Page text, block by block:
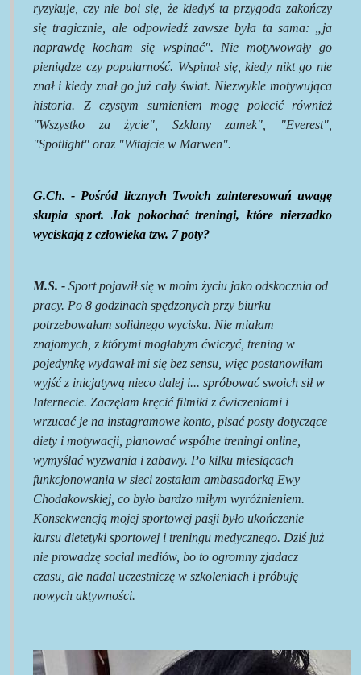
ryzykuje, czy nie boi się, że kiedyś ta przygoda zakończy
się tragicznie, ale odpowiedź zawsze była ta sama: „ja
naprawdę kocham się wspinać". Nie motywowały go
pieniądze czy popularność. Wspinał się, kiedy nikt go nie
znał i kiedy znał go już cały świat. Niezwykle motywująca
historia. Z czystym sumieniem mogę polecić również
"Wszystko za życie" , Szklany zamek" "Everest"
"Spotlight" oraz "Witajcie w Marwen".
G.Ch. - Pośród licznych Twoich zainteresowań uwagę
skupia sport. Jak pokochać treningi, które nierzadko
wyciskają z człowieka tzw. 7 poty?
M.S. - Sport pojawił się w moim życiu jako odskocznia od
pracy. Po 8 godzinach spędzonych przy biurku
potrzebowałam solidnego wycisku. Nie miałam
znajomych, z którymi mogłabym ćwiczyć, trening w
pojedynkę wydawał mi się bez sensu, więc postanowiłam
wyjść z inicjatywą nieco dalej i... spróbować swoich sił w
Internecie. Zaczęłam kręcić filmiki z ćwiczeniami i
wrzucać je na instagramowe konto, pisać posty dotyczące
diety i motywacji, planować wspólne treningi online,
wymyślać wyzwania i zabawy. Po kilku miesiącach
funkcjonowania w sieci zostałam ambasadorką Ewy
Chodakowskiej, co było bardzo miłym wyróżnieniem.
Konsekwencją mojej sportowej pasji było ukończenie
kursu dietetyki sportowej i treningu medycznego. Dziś już
nie prowadzę social mediów, bo to ogromny zjadacz
czasu, ale nadal uczestniczę w szkoleniach i próbuję
nowych aktywności.